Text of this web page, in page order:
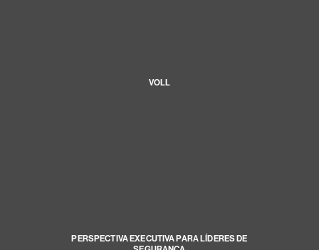
VOLL
PERSPECTIVA EXECUTIVA PARA LÍDERES DE